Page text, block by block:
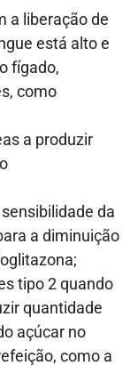
a liberação de
está alto e
fígado,
como
a produzir
da
a diminuição
tipo 2 quando
quantidade
açúcar no
como a